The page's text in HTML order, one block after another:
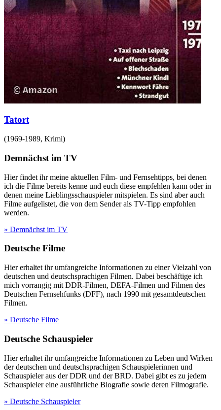
Tatort
(1969-1989, Krimi)
Demnächst im TV
Hier findet ihr meine aktuellen Film- und Fernsehtipps, bei denen
ich die Filme bereits kenne und euch diese empfehlen kann oder in
denen meine Lieblingsschauspieler mitspielen. Es sind aber auch
Filme aufgelistet, die von dem Sender als TV-Tipp empfohlen
werden.
» Demnächst im TV
Deutsche Filme
Hier erhaltet ihr umfangreiche Informationen zu einer Vielzahl von
deutschen und deutschsprachigen Filmen. Dabei beschäftige ich
mich vorrangig mit DDR-Filmen, DEFA-Filmen und Filmen des
Deutschen Fernsehfunks (DFF), nach 1990 mit gesamtdeutschen
Filmen.
» Deutsche Filme
Deutsche Schauspieler
Hier erhaltet ihr umfangreiche Informationen zu Leben und Wirken
der deutschen und deutschsprachigen Schauspielerinnen und
Schauspieler aus der DDR und der BRD. Dabei gibt es zu jedem
Schauspieler eine ausführliche Biografie sowie deren Filmografie.
» Deutsche Schauspieler